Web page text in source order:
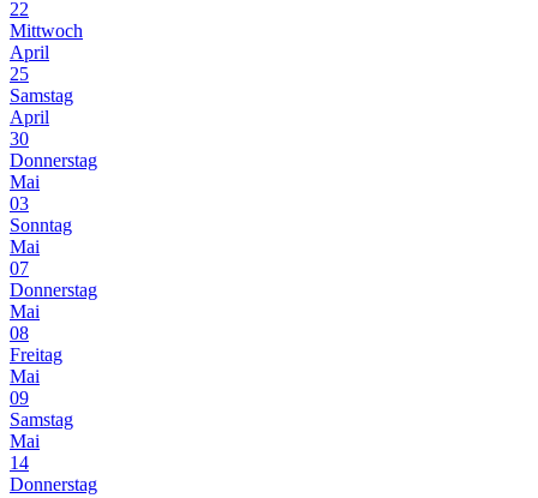
22
Mittwoch
April
25
Samstag
April
30
Donnerstag
Mai
03
Sonntag
Mai
07
Donnerstag
Mai
08
Freitag
Mai
09
Samstag
Mai
14
Donnerstag